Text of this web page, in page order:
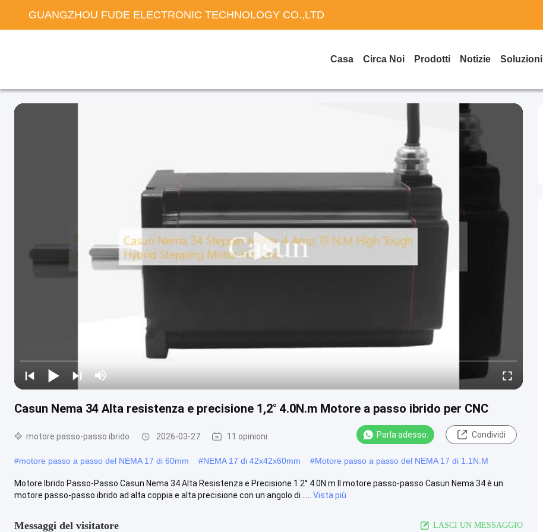
GUANGZHOU FUDE ELECTRONIC TECHNOLOGY CO.,LTD
Casa Circa Noi Prodotti Notizie Soluzioni
Casun Nema 34 Alta resistenza e precisione 1,2° 4.0N.m Motore a passo ibrido per CNC
motore passo-passo ibrido 2026-03-27 11 opinioni Parla adesso. Condividi
#motore passo a passo del NEMA 17 di 60mm #NEMA 17 di 42x42x60mm #Motore passo a passo del NEMA 17 di 1.1N.M
Motore Ibrido Passo-Passo Casun Nema 34 Alta Resistenza e Precisione 1.2° 4.0N.m Il motore passo-passo Casun Nema 34 è un
motore passo-passo ibrido ad alta coppia e alta precisione con un angolo di .....
Vista più
Messaggi del visitatore LASCI UN MESSAGGIO